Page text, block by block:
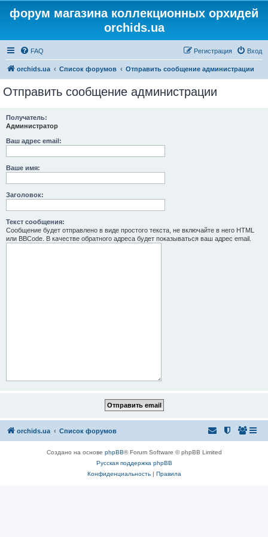
форум магазина коллекционных орхидей
orchids.ua
FAQ Вход
Регистрация
orchids.ua Список форумов Отправить сообщение администрации
Отправить сообщение администрации
Получатель:
Администратор
Ваш адрес email:
Ваше имя:
Заголовок:
Текст сообщения:
Сообщение будет отправлено в виде простого текста, не включайте в него HTML
или BBCode. В качестве обратного адреса будет показываться ваш адрес email.
orchids.ua Список форумов
Создано на основе phpBB® Forum Software © phpBB Limited
Русская поддержка phpBB
Конфиденциальность| Правила